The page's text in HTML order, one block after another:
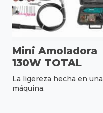
Mini Amoladora
130W TOTAL
La ligereza hecha en una
máquina.